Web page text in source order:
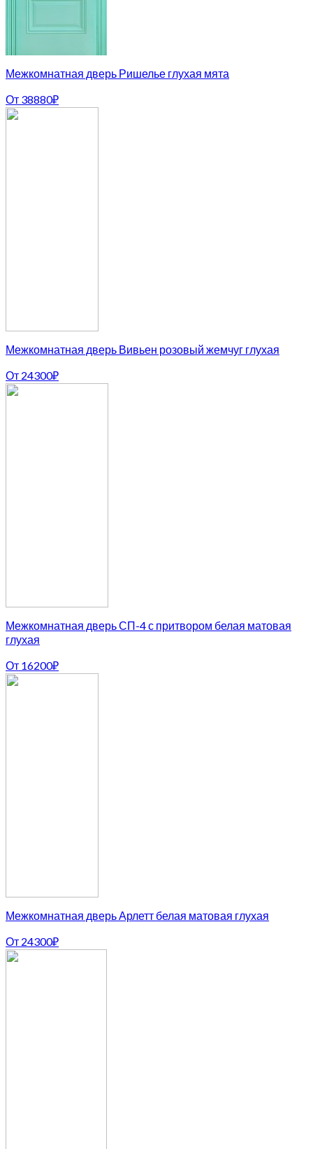
Межкомнатная дверь Ришелье глухая мята
От 38880₽
Межкомнатная дверь Вивьен розовый жемчуг глухая
От 24300₽
Межкомнатная дверь СП-4 с притвором белая матовая
глухая
От 16200₽
Межкомнатная дверь Арлетт белая матовая глухая
От 24300₽